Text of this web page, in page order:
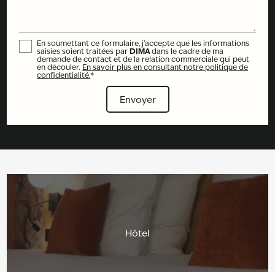
En soumettant ce formulaire, j'accepte que les informations
saisies soient traitées parDIMAdans le cadre de ma
demande de contact et de la relation commerciale qui peut
en découler. En savoir plus en consultant notre politique de
confidentialité.*
Hôtel